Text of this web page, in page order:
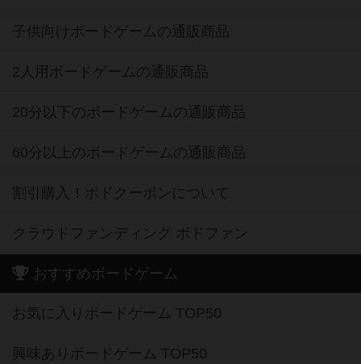
子供向けボードゲームの通販商品
2人用ボードゲームの通販商品
20分以下のボードゲームの通販商品
60分以上のボードゲームの通販商品
割引購入！ボドクーポンについて
クラウドファンディング ボドファン
おすすめボードゲーム
お気に入りボードゲーム TOP50
興味ありボードゲーム TOP50